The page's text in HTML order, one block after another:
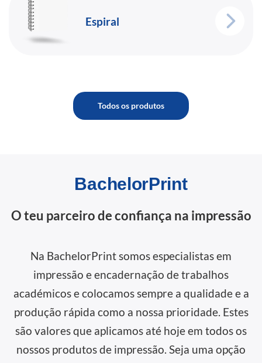
Espiral
Todos os produtos
BachelorPrint
O teu parceiro de confiança na impressão
Na BachelorPrint somos especialistas em
impressão e encadernação de trabalhos
académicos e colocamos sempre a qualidade e a
produção rápida como a nossa prioridade. Estes
são valores que aplicamos até hoje em todos os
nossos produtos de impressão. Seja uma opção